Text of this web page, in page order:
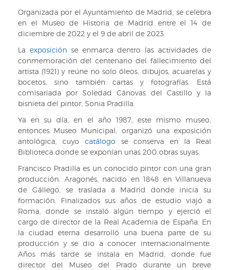
Organizada por el Ayuntamiento de Madrid, se celebra
en el Museo de Historia de Madrid entre el 14 de
diciembre de 2022 y el 9 de abril de 2023.
La exposición se enmarca dentro las actividades de
conmemoración del centenario del fallecimiento del
artista (1921) y reúne no solo óleos, dibujos, acuarelas y
bocetos, sino también cartas y fotografías. Está
comisariada por Soledad Cánovas del Castillo y la
bisnieta del pintor, Sonia Pradilla.
Ya en su día, en el año 1987, este mismo museo,
entonces Museo Municipal, organizó una exposición
antológica, cuyo catálogo se conserva en la Real
Biblioteca donde se exponían unas 200 obras suyas.
Francisco Pradilla es un conocido pintor con una gran
producción. Aragonés, nacido en 1848 en Villanueva
de Gállego, se traslada a Madrid donde inicia su
formación. Finalizados sus años de estudio viajó a
Roma, donde se instaló algún tiempo y ejerció el
cargo de director de la Real Academia de España. En
la ciudad eterna desarrolló una buena parte de su
producción y se dio a conocer internacionalmente.
Años más tarde se instala en Madrid, donde fue
director del Museo del Prado durante un breve